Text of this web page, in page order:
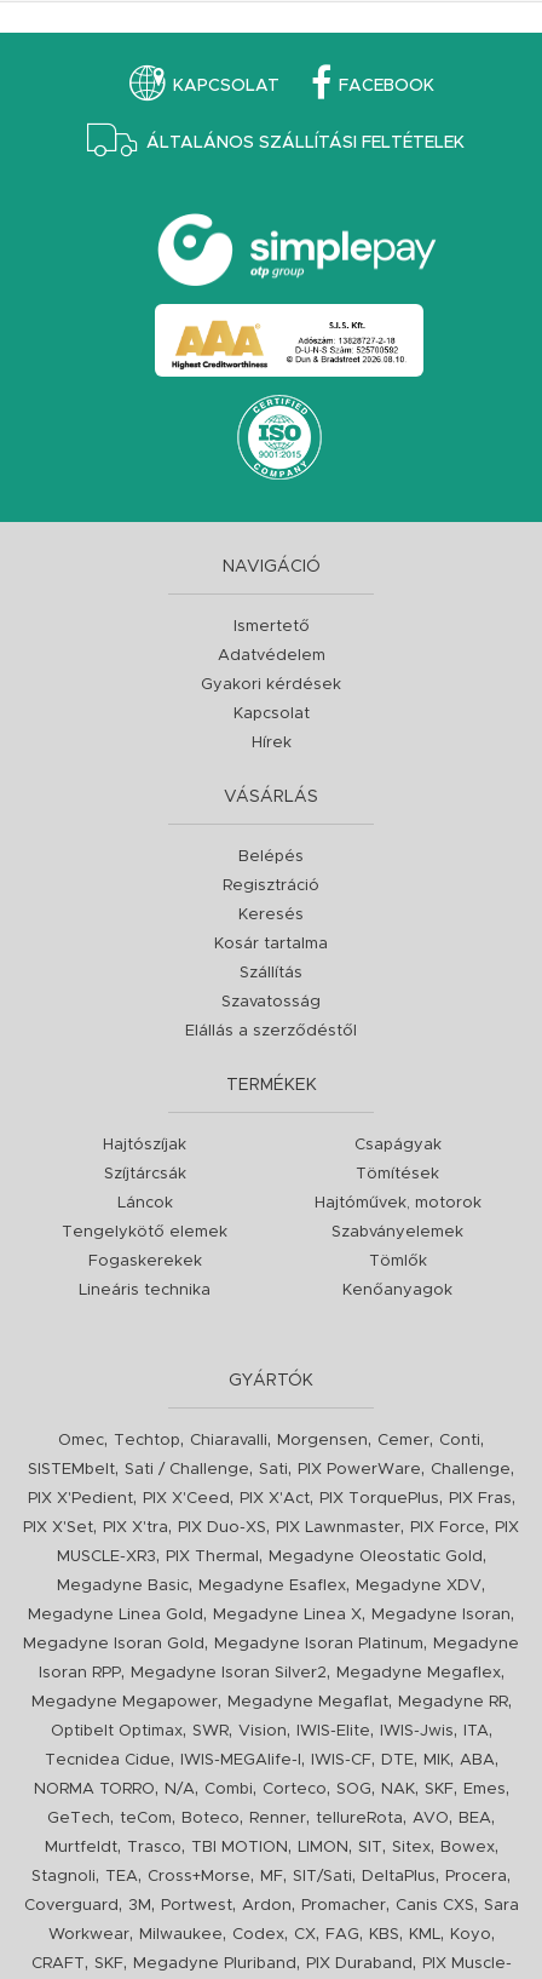
KAPCSOLAT FACEBOOK
ÁLTALÁNOS SZÁLLÍTÁSI FELTÉTELEK
NAVIGÁCIÓ
Ismertető
Adatvédelem
Gyakori kérdések
Kapcsolat
Hírek
VÁSÁRLÁS
Belépés
Regisztráció
Keresés
Kosár tartalma
Szállítás
Szavatosság
Elállás a szerződéstől
TERMÉKEK
Hajtószíjak
Szíjtárcsák
Láncok
Tengelykötő elemek
Fogaskerekek
Lineáris technika
Csapágyak
Tömítések
Hajtóművek, motorok
Szabványelemek
Tömlők
Kenőanyagok
GYÁRTÓK
Omec, Techtop, Chiaravalli, Morgensen, Cemer, Conti,
SISTEMbelt, Sati / Challenge, Sati, PIX PowerWare, Challenge,
PIX X'Pedient, PIX X'Ceed , PIX X'Act, PIX TorquePlus, PIX Fras,
PIX X'Set, PIX X'tra, PIX Duo-XS, PIX Lawnmaster, PIX Force,
PIX
MUSCLE-XR3, PIX Thermal , Megadyne Oleostatic Gold ,
Megadyne Basic, Megadyne Esaflex, Megadyne XDV,
Megadyne Linea Gold , Megadyne Linea X, Megadyne Isoran,
Megadyne Isoran Gold , Megadyne Isoran Platinum,
Megadyne
Isoran RPP, Megadyne Isoran Silver2, Megadyne Megaflex,
Megadyne Megapower, Megadyne Megaflat, Megadyne RR,
Optibelt Optimax, SWR, Vision, IWIS-Elite, IWIS-Jwis, ITA,
Tecnidea Cidue, IWIS-MEGAlife-I , IWIS-CF, DTE, MIK, ABA,
NORMA TORRO, N/A, Combi, Corteco, SOG, NAK, SKF, Emes,
GeTech, teCom, Boteco, Renner, tellureRota, AVO, BEA,
Murtfeldt, Trasco, TBI MOTION , LIMON , SIT, Sitex, Bowex,
Stagnoli, TEA, Cross+Morse, MF, SIT/Sati, DeltaPlus, Procera,
Coverguard , 3M , Portwest, Ardon, Promacher, Canis CXS, Sara
Workwear, Milwaukee, Codex, CX, FAG, KBS, KML, Koyo,
CRAFT, SKF, Megadyne Pluriband , PIX Duraband , PIX Muscle-